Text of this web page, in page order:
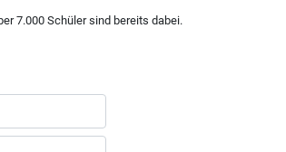
7.000 Schüler sind bereits dabei.